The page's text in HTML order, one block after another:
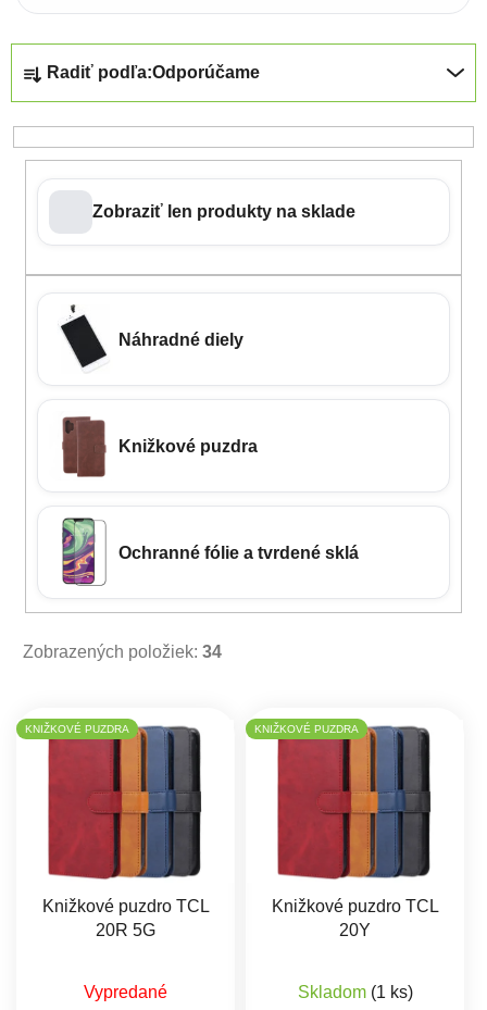
Radiť podľa:Odporúčame
Zobraziť len produkty na sklade
Náhradné diely
Knižkové puzdra
Ochranné fólie a tvrdené sklá
Zobrazených položiek: 34
Výpis produktov
KNIŽKOVÉ PUZDRA
Knižkové puzdro TCL
20R 5G
Vypredané
KNIŽKOVÉ PUZDRA
Knižkové puzdro TCL
20Y
Skladom (1 ks)